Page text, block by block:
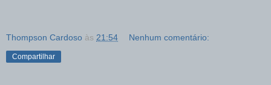
Thompson Cardoso às 21:54 Nenhum comentário:
Compartilhar